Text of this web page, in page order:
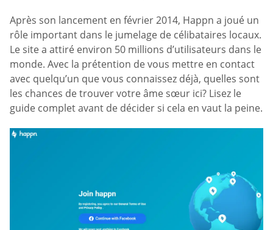
Après son lancement en février 2014, Happn a joué un
rôle important dans le jumelage de célibataires locaux.
Le site a attiré environ 50 millions d’utilisateurs dans le
monde. Avec la prétention de vous mettre en contact
avec quelqu’un que vous connaissez déjà, quelles sont
les chances de trouver votre âme sœur ici? Lisez le
guide complet avant de décider si cela en vaut la peine.